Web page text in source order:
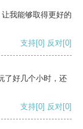
我能够取得更好的
支持[0] 反对[0]
了好几个小时，还
支持[0] 反对[0]